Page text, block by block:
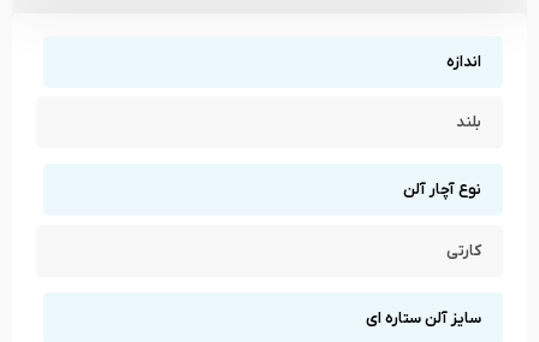
اندازه
بلند
نوع آچار آلن
کارتی
سایز آلن ستاره ای